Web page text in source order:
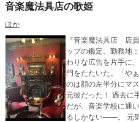
音楽魔法具店の歌姫
ほか
『音楽魔法具店 店
ップの鑑定。勤務地
わりな広告を片手に
門をたたいた。「や
のは顔の左半分にマ
元彼だった！ 過去に
だが、音楽学校に通
るしかない――。 元気な妹チュチュがティナのために購入し